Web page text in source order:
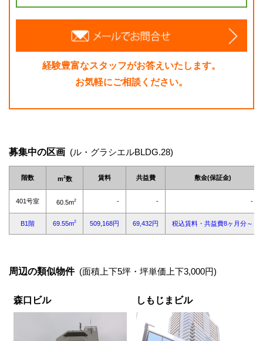
経験豊富なスタッフがお答えいたします。
お気軽にご相談ください。
募集中の区画 (ル・グラシエルBLDG.28)
周辺の類似物件 (面積上下5坪・坪単価上下3,000円)